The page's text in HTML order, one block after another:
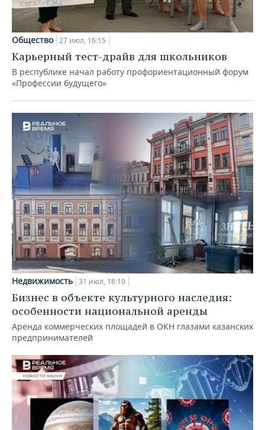
Общество 27 июл, 16:15
Карьерный тест-драйв для школьников
В республике начал работу профориентационный форум
«Профессии будущего»
Недвижимость 31 июл, 18:10
Бизнес в объекте культурного наследия:
особенности национальной аренды
Аренда коммерческих площадей в ОКН глазами казанских
предпринимателей